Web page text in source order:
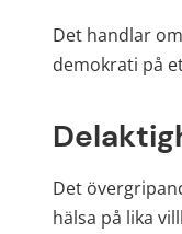
Det handlar
demokrati på
Det
hälsa på lika